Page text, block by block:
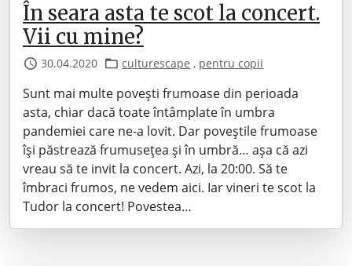
În seara asta te scot la concert.
Vii cu mine?
30.04.2020 culturescape , pentru copii
Sunt mai multe povești frumoase din perioada
asta, chiar dacă toate întâmplate în umbra
pandemiei care ne-a lovit. Dar poveștile frumoase
își păstrează frumusețea și în umbră… așa că azi
vreau să te invit la concert. Azi, la 20:00. Să te
îmbraci frumos, ne vedem aici. Iar vineri te scot la
Tudor la concert! Povestea…